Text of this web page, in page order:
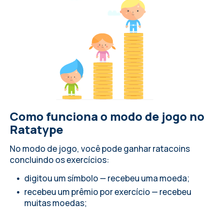
Como funciona o modo de jogo no
Ratatype
No modo de jogo, você pode ganhar ratacoins
concluindo os exercícios:
digitou um símbolo — recebeu uma moeda;
recebeu um prêmio por exercício — recebeu
muitas moedas;